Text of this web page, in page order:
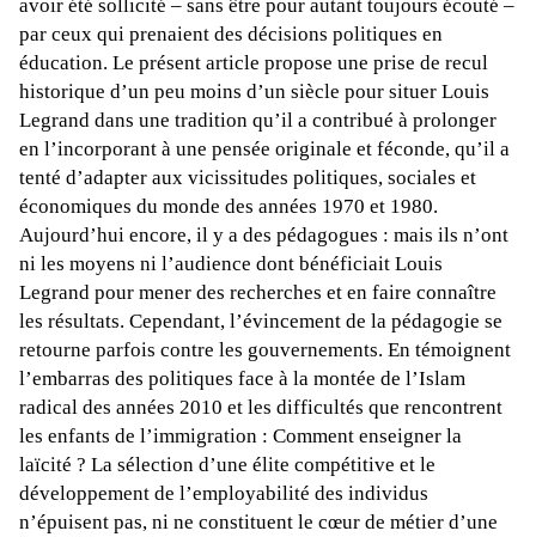
avoir été sollicité – sans être pour autant toujours écouté –
par ceux qui prenaient des décisions politiques en
éducation. Le présent article propose une prise de recul
historique d’un peu moins d’un siècle pour situer Louis
Legrand dans une tradition qu’il a contribué à prolonger
en l’incorporant à une pensée originale et féconde, qu’il a
tenté d’adapter aux vicissitudes politiques, sociales et
économiques du monde des années 1970 et 1980.
Aujourd’hui encore, il y a des pédagogues : mais ils n’ont
ni les moyens ni l’audience dont bénéficiait Louis
Legrand pour mener des recherches et en faire connaître
les résultats. Cependant, l’évincement de la pédagogie se
retourne parfois contre les gouvernements. En témoignent
l’embarras des politiques face à la montée de l’Islam
radical des années 2010 et les difficultés que rencontrent
les enfants de l’immigration : Comment enseigner la
laïcité ? La sélection d’une élite compétitive et le
développement de l’employabilité des individus
n’épuisent pas, ni ne constituent le cœur de métier d’une